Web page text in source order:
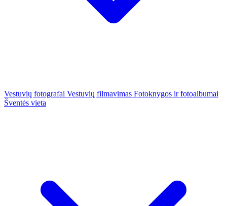
Vestuvių fotografai Vestuvių filmavimas Fotoknygos ir fotoalbumai
Šventės vieta